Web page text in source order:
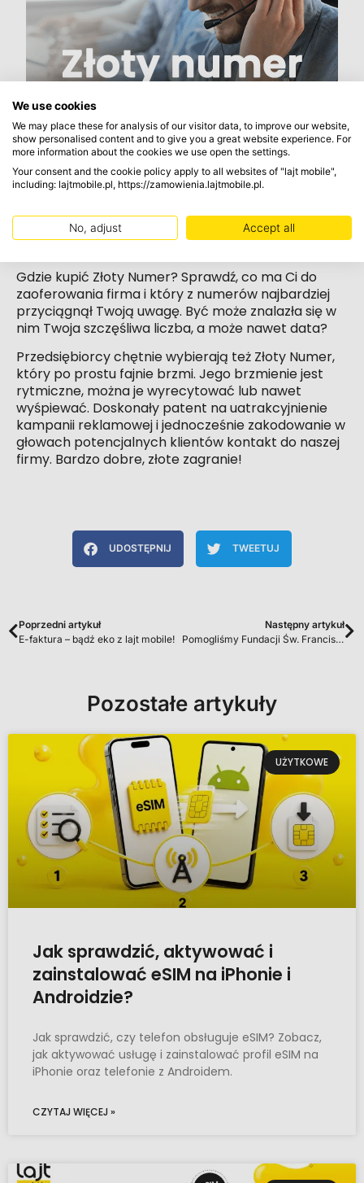
Jak wybrać Złoty Numer dla swojej
firmy?
Gdzie kupić Złoty Numer? Sprawdź, co ma Ci do
zaoferowania firma i który z numerów najbardziej
przyciągnął Twoją uwagę. Być może znalazła się w
nim Twoja szczęśliwa liczba, a może nawet data?
Przedsiębiorcy chętnie wybierają też Złoty Numer,
który po prostu fajnie brzmi. Jego brzmienie jest
rytmiczne, można je wyrecytować lub nawet
wyśpiewać. Doskonały patent na uatrakcyjnienie
kampanii reklamowej i jednocześnie zakodowanie w
głowach potencjalnych klientów kontakt do naszej
firmy. Bardzo dobre, złote zagranie!
UDOSTĘPNIJ TWEETUJ
Poprzedni artykuł
E-faktura – bądź eko z lajt mobile!
Następny artykuł
Pomogliśmy Fundacji Św. Franciszka
Pozostałe artykuły
UŻYTKOWE
Jak sprawdzić, aktywować i
zainstalować eSIM na iPhonie i
Androidzie?
Jak sprawdzić, czy telefon obsługuje eSIM? Zobacz,
jak aktywować usługę i zainstalować profil eSIM na
iPhonie oraz telefonie z Androidem.
CZYTAJ WIĘCEJ »
We use cookies
We may place these for analysis of our visitor data, to improve our website,
show personalised content and to give you a great website experience. For
more information about the cookies we use open the settings.
Your consent and the cookie policy apply to all websites of "lajt mobile",
including: lajtmobile.pl, https://zamowienia.lajtmobile.pl.
No, adjust Accept all